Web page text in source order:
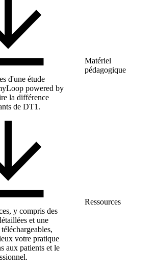
Matériel
pédagogique
d'une étude
powered by
la différence
de DT1.
Ressources
y compris des
et une
votre pratique
aux patients et le